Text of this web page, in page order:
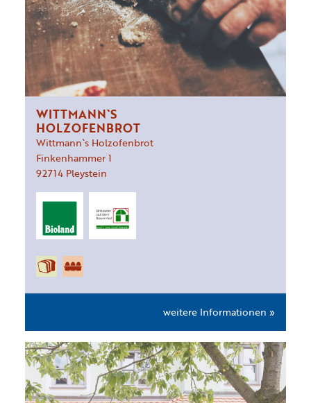
WITTMANN`S
HOLZOFENBROT
Wittmann`s Holzofenbrot
Finkenhammer1
92714 Pleystein
weitere Informationen »